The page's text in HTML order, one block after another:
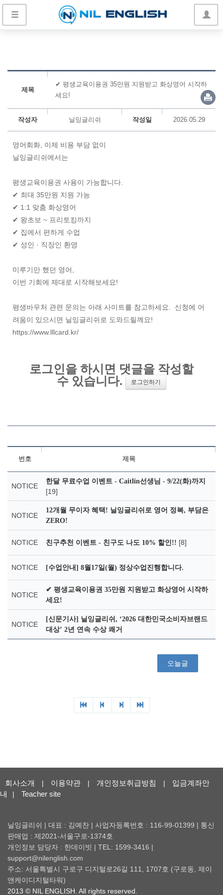
제목
✔ 평생교육이용권 35만원 지원받고 화상영어 시작하
세요!
작성자 닐잉글리쉬 작성일 2026.05.29
영어회화, 이제 비용 부담 없이
닐잉글리쉬에서는
평생교육이용권 사용이 가능합니다.
✔ 최대 35만원 지원 가능
✔ 1:1 맞춤 화상영어
✔ 왕초보 ~ 프리토킹까지
✔ 집에서 편하게 수업
✔ 성인 · 직장인 환영
미루기만 했던 영어,
이번 기회에 제대로 시작해보세요!
평생바우처 관련 문의는 아래 사이트를 참고하세요. 신청에 어
려움이 있으시면 닐잉글리쉬로 도와드릴께요!
https://www.lllcard.kr/
회사소개 | 이용약관 | 개인정보취급방침 |
입금계좌안
내
| Teacher site
닐잉글리쉬 | 대표 : 김예찬 | 사업자등록번호 : 116-99-01399 | 통신
판매업 : 제2021-서울구로-1374호
개인정보 담당자 : 한데이빗 | TEL: 1599-3416 |
support@nilenglish.com
주소: 서울특별시 구로구 디지털로26길 111, 1707호 (구로동, 제이
앤케이디지털타워)
2013 © NIL ENGLISH. All rights reserved.